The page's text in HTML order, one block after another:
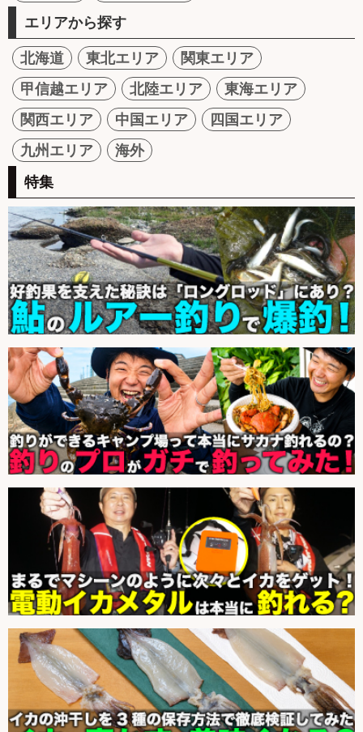
エリアから探す
北海道 東北エリア
関東エリア
甲信越エリア
北陸エリア
東海エリア
関西エリア
中国エリア
四国エリア
九州エリア
海外
特集